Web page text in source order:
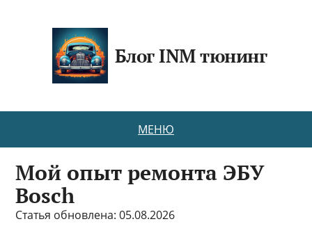
Блог INM тюнинг
МЕНЮ
Мой опыт ремонта ЭБУ
Bosch
Статья обновлена: 05.08.2026